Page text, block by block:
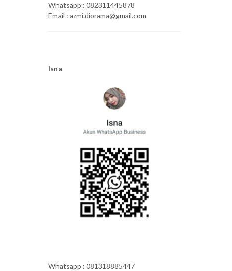
Whatsapp : 082311445878
Email : azmi.diorama@gmail.com
Isna
Whatsapp : 081318885447